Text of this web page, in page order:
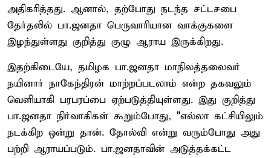
அதிகரித்தது. ஆனால், தற்போது நடந்த சட்டசபை
தேர்தலில் பா.ஜனதா பெருவாரியான வாக்குகளை
இழந்துள்ளது குறித்து குழு ஆராய இருக்கிறது.
இதற்கிடையே, தமிழக பா.ஜனதா மாநிலத்தலைவர்
நயினார் நாகேந்திரன் மாற்றப்படலாம் என்ற தகவலும்
வெளியாகி பரபரப்பை ஏற்படுத்தியுள்ளது. இது குறித்து
பா.ஜனதா நிர்வாகிகள் கூறும்போது, "எல்லா கட்சியிலும்
நடக்கிற ஒன்று தான். தோல்வி என்று வரும்போது அது
பற்றி ஆராயப்படும். பா.ஜனதாவின் அடுத்தக்கட்ட